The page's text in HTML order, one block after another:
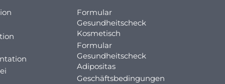
Formular
Gesundheitscheck
Kosmetisch
Formular
Gesundheitscheck
Adipositas
Geschäftsbedingungen